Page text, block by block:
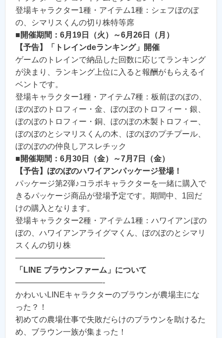
登場キャラクター1種・アイテム1種：シェフぼのぼ
の、シマリスくんの切り株特等席
■開催期間：6月19日（火）～6月26日（月）
【予告】「トレインdeランキング」開催
ゲームのトレインで納品した回数に応じてランキング
が決まり、ランキング上位に入ると報酬がもらえるイ
ベントです。
登場キャラクター1種・アイテム7種：板前ぼのぼの、
ぼのぼのトロフィー・金、ぼのぼのトロフィー・銀、
ぼのぼのトロフィー・銅、ぼのぼの木製トロフィー、
ぼのぼのとシマリスくんの木、ぼのぼのプチプール、
ぼのぼのの仲良しアスレチック
■開催期間：6月30日（金）～7月7日（金）
【予告】ぼのぼのハワイアンパッケージ登場！
パッケージ第2弾♪コラボキャラクターを一緒に購入で
きるパッケージ商品が登場予定です。期間中、1回だ
けの購入となります。
登場キャラクター2種・アイテム1種：ハワイアンぼの
ぼの、ハワイアンアライグマくん、ぼのぼのとシマリ
スくんの切り株
———————————-
「LINE ブラウンファーム」について
———————————-
かわいいLINEキャラクターのブラウンが農場主にな
った？！
初めての農場仕事で失敗だらけのブラウンを助けるた
め、ブラウン一族が集まった！